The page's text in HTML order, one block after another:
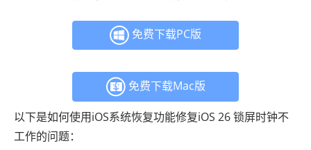
免费下载PC版
免费下载Mac版
以下是如何使用iOS系统恢复功能修复iOS 26 锁屏时钟不
工作的问题：